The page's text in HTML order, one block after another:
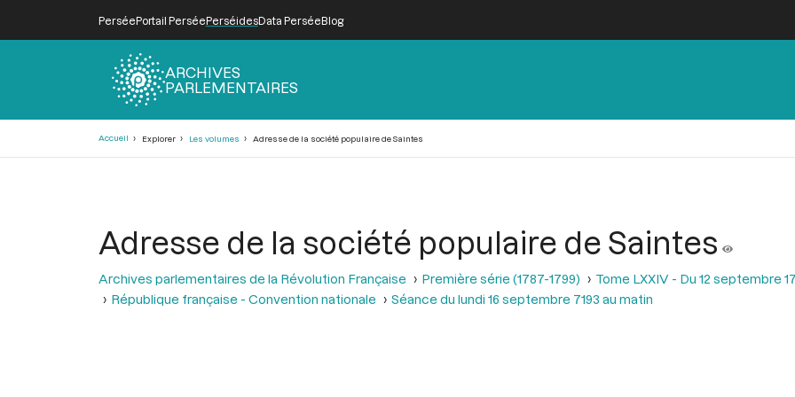
PerséePortail PerséePerséidesData PerséeBlog
ARCHIVES
PARLEMENTAIRES
Accueil Explorer Les volumes Adresse de la société populaire de Saintes
Adresse de la société populaire de Saintes
Archives parlementaires de la Révolution Française Première série (1787-1799)
Tome LXXIV - Du 12 septembre
République française - Convention nationale
Séance du lundi 16 septembre 7193 au matin